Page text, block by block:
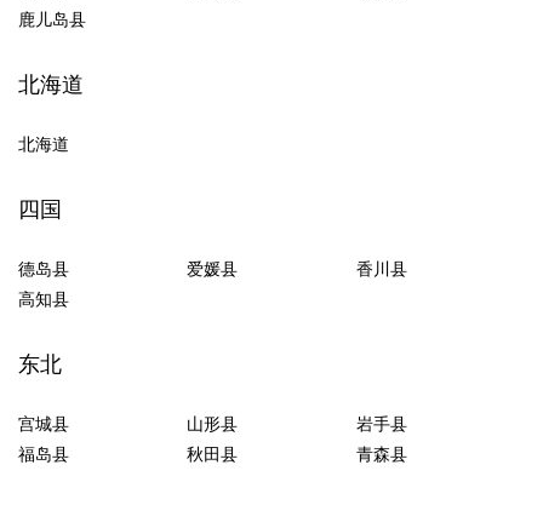
鹿儿岛县
北海道
北海道
四国
德岛县 爱媛县
香川县
高知县
东北
宫城县 山形县
岩手县
福岛县
秋田县 青森县